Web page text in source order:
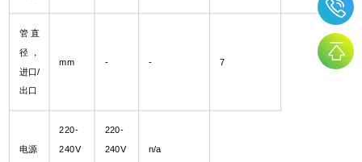
管直
径，
进口/
出口
mm - - 7
电源
220-
240V
220-
240V n/a